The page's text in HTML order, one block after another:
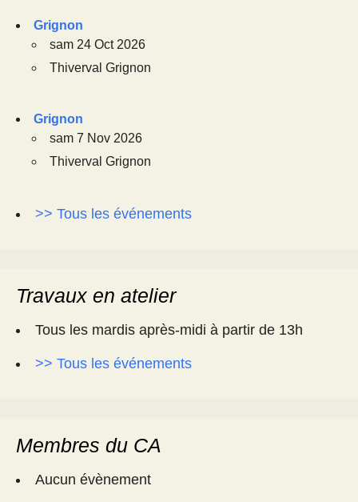
Grignon
sam 24 Oct 2026
Thiverval Grignon
Grignon
sam 7 Nov 2026
Thiverval Grignon
>> Tous les événements
Travaux en atelier
Tous les mardis après-midi à partir de 13h
>> Tous les événements
Membres du CA
Aucun évènement